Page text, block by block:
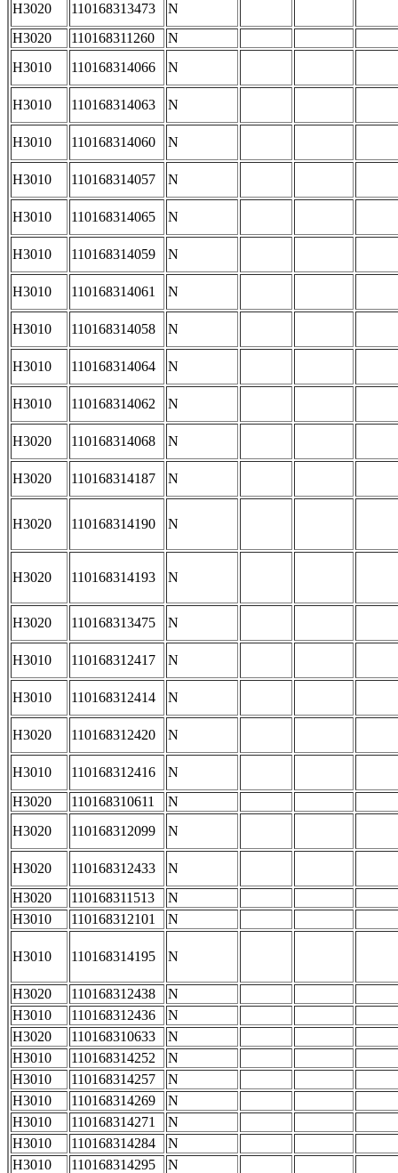
H3020 110168313473
N
H3020
110168311260
N
H3010
110168314066 N
H3010 110168314063 N
H3010 110168314060 N
H3010 110168314057 N
H3010 110168314065 N
H3010 110168314059 N
H3010 110168314061 N
H3010 110168314058 N
H3010 110168314064 N
H3010 110168314062 N
H3020 110168314068 N
H3020 110168314187 N
H3020 110168314190 N
H3020 110168314193 N
H3020 110168313475 N
H3010 110168312417 N
H3010 110168312414 N
H3020 110168312420 N
H3010 110168312416
N
H3020
110168310611
N
H3020
110168312099 N
H3020 110168312433
N
H3020
110168311513
N
H3010
110168312101 N
H3010 110168314195 N
H3020 110168312438
N
H3010
110168312436
N
H3020
110168310633
N
H3010
110168314252
N
H3010
110168314257
N
H3010
110168314269
N
H3010
110168314271
N
H3010
110168314284
N
H3010
110168314295
N